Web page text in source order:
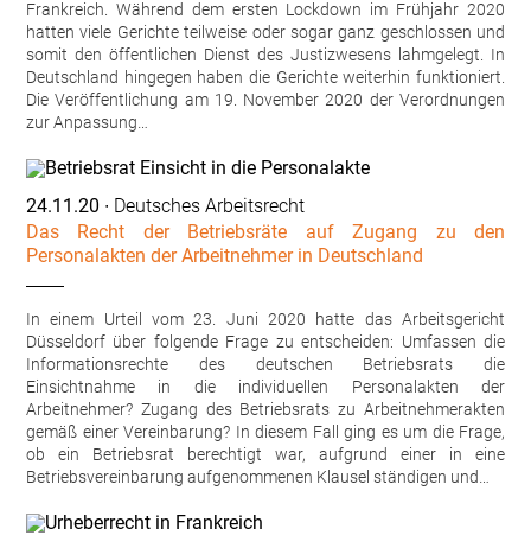
Frankreich. Während dem ersten Lockdown im Frühjahr 2020
hatten viele Gerichte teilweise oder sogar ganz geschlossen und
somit den öffentlichen Dienst des Justizwesens lahmgelegt. In
Deutschland hingegen haben die Gerichte weiterhin funktioniert.
Die Veröffentlichung am 19. November 2020 der Verordnungen
zur Anpassung…
24.11.20 ∙ Deutsches Arbeitsrecht
Das Recht der Betriebsräte auf Zugang zu den
Personalakten der Arbeitnehmer in Deutschland
In einem Urteil vom 23. Juni 2020 hatte das Arbeitsgericht
Düsseldorf über folgende Frage zu entscheiden: Umfassen die
Informationsrechte des deutschen Betriebsrats die
Einsichtnahme in die individuellen Personalakten der
Arbeitnehmer? Zugang des Betriebsrats zu Arbeitnehmerakten
gemäß einer Vereinbarung? In diesem Fall ging es um die Frage,
ob ein Betriebsrat berechtigt war, aufgrund einer in eine
Betriebsvereinbarung aufgenommenen Klausel ständigen und…